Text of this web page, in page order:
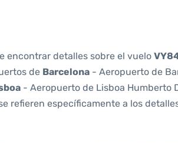
encontrar detalles sobre el vuelo
de Barcelona - Aeropuerto de
- Aeropuerto de Lisboa Humberto
refieren específicamente a los